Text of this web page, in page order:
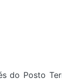
do Posto